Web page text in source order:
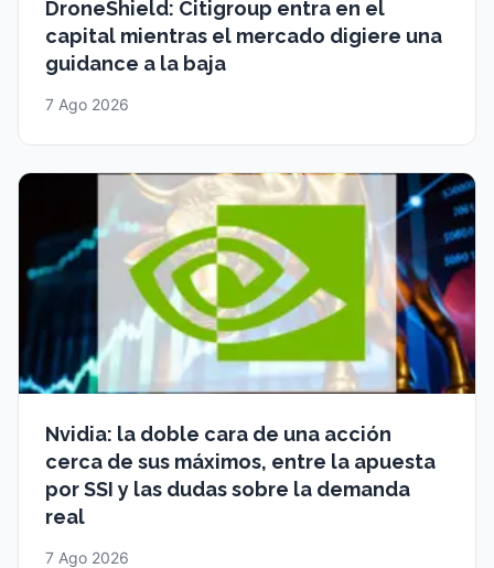
DroneShield: Citigroup entra en el
capital mientras el mercado digiere una
guidance a la baja
7 Ago 2026
Nvidia: la doble cara de una acción
cerca de sus máximos, entre la apuesta
por SSI y las dudas sobre la demanda
real
7 Ago 2026